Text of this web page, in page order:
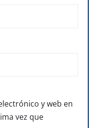
y web en
vez que